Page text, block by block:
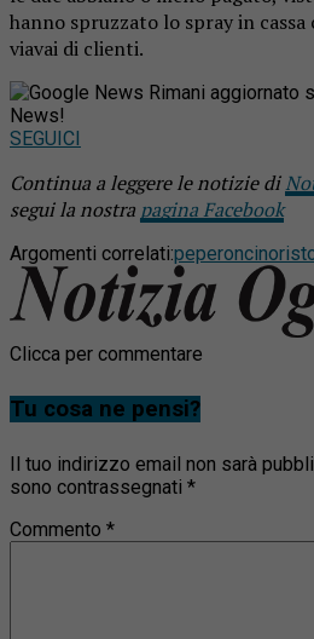
hanno spruzzato lo spray in
viavai di clienti.
Rimani aggiornato
News!
SEGUICI
Continua a leggere le notizie di
segui la nostra pagina Facebook
Argomenti correlati:peperoncino
Clicca per commentare
Tu cosa ne pensi?
Il tuo indirizzo email non sarà
sono contrassegnati *
Commento *